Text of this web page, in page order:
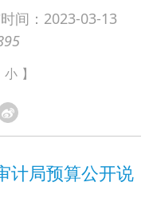
间： 2023-03-13
小 】
算公开说